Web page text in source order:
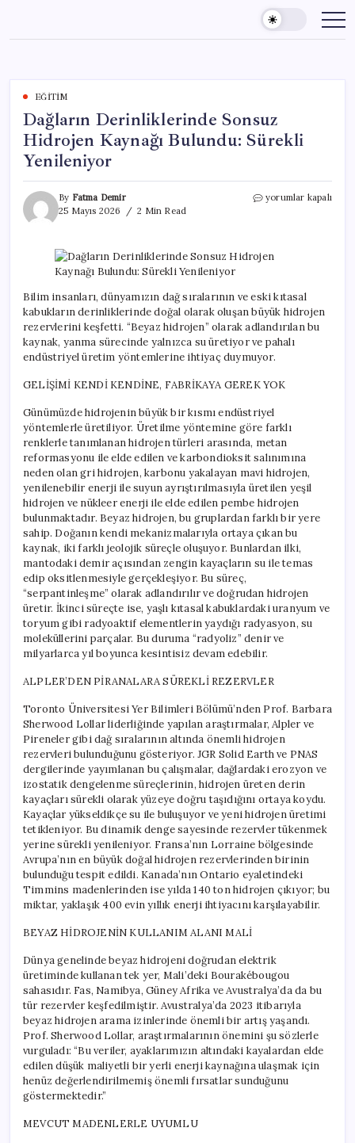
content
EĞITIM
Dağların Derinliklerinde Sonsuz
Hidrojen Kaynağı Bulundu: Sürekli
Yenileniyor
By Fatma Demir
25 Mayıs 2026
2 Min Read
Dağların
Bulundu:
Yenileniyor
için
yorumlar kapalı
Bilim insanları, dünyamızın dağ sıralarının ve eski kıtasal
kabukların derinliklerinde doğal olarak oluşan büyük hidrojen
rezervlerini keşfetti. “Beyaz hidrojen” olarak adlandırılan bu
kaynak, yanma sürecinde yalnızca su üretiyor ve pahalı
endüstriyel üretim yöntemlerine ihtiyaç duymuyor.
GELİŞİMİ KENDİ KENDİNE, FABRİKAYA GEREK YOK
Günümüzde hidrojenin büyük bir kısmı endüstriyel
yöntemlerle üretiliyor. Üretilme yöntemine göre farklı
renklerle tanımlanan hidrojen türleri arasında, metan
reformasyonu ile elde edilen ve karbondioksit salınımına
neden olan gri hidrojen, karbonu yakalayan mavi hidrojen,
yenilenebilir enerji ile suyun ayrıştırılmasıyla üretilen yeşil
hidrojen ve nükleer enerji ile elde edilen pembe hidrojen
bulunmaktadır. Beyaz hidrojen, bu gruplardan farklı bir yere
sahip. Doğanın kendi mekanizmalarıyla ortaya çıkan bu
kaynak, iki farklı jeolojik süreçle oluşuyor. Bunlardan ilki,
mantodaki demir açısından zengin kayaçların su ile temas
edip oksitlenmesiyle gerçekleşiyor. Bu süreç,
“serpantinleşme” olarak adlandırılır ve doğrudan hidrojen
üretir. İkinci süreçte ise, yaşlı kıtasal kabuklardaki uranyum ve
toryum gibi radyoaktif elementlerin yaydığı radyasyon, su
moleküllerini parçalar. Bu duruma “radyoliz” denir ve
milyarlarca yıl boyunca kesintisiz devam edebilir.
ALPLER’DEN PİRANALARA SÜREKLİ REZERVLER
Toronto Üniversitesi Yer Bilimleri Bölümü’nden Prof. Barbara
Sherwood Lollar liderliğinde yapılan araştırmalar, Alpler ve
Pireneler gibi dağ sıralarının altında önemli hidrojen
rezervleri bulunduğunu gösteriyor. JGR Solid Earth ve PNAS
dergilerinde yayımlanan bu çalışmalar, dağlardaki erozyon ve
izostatik dengelenme süreçlerinin, hidrojen üreten derin
kayaçları sürekli olarak yüzeye doğru taşıdığını ortaya koydu.
Kayaçlar yükseldikçe su ile buluşuyor ve yeni hidrojen üretimi
tetikleniyor. Bu dinamik denge sayesinde rezervler tükenmek
yerine sürekli yenileniyor. Fransa’nın Lorraine bölgesinde
Avrupa’nın en büyük doğal hidrojen rezervlerinden birinin
bulunduğu tespit edildi. Kanada’nın Ontario eyaletindeki
Timmins madenlerinden ise yılda 140 ton hidrojen çıkıyor; bu
miktar, yaklaşık 400 evin yıllık enerji ihtiyacını karşılayabilir.
BEYAZ HİDROJENİN KULLANIM ALANI MALİ
Dünya genelinde beyaz hidrojeni doğrudan elektrik
üretiminde kullanan tek yer, Mali’deki Bourakébougou
sahasıdır. Fas, Namibya, Güney Afrika ve Avustralya’da da bu
tür rezervler keşfedilmiştir. Avustralya’da 2023 itibarıyla
beyaz hidrojen arama izinlerinde önemli bir artış yaşandı.
Prof. Sherwood Lollar, araştırmalarının önemini şu sözlerle
vurguladı: “Bu veriler, ayaklarımızın altındaki kayalardan elde
edilen düşük maliyetli bir yerli enerji kaynağına ulaşmak için
henüz değerlendirilmemiş önemli fırsatlar sunduğunu
göstermektedir.”
MEVCUT MADENLERLE UYUMLU